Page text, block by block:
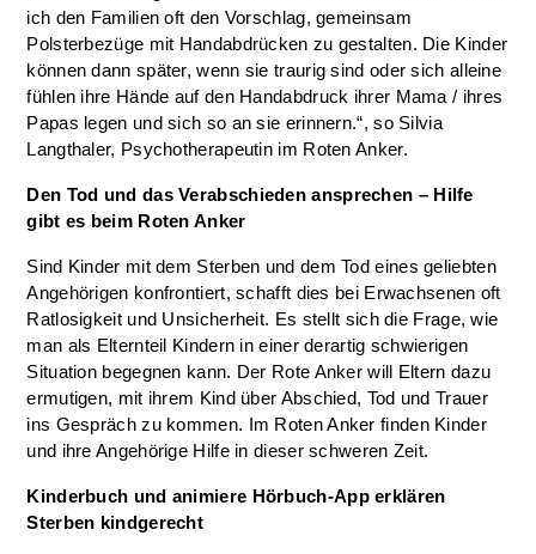
ich den Familien oft den Vorschlag, gemeinsam
Polsterbezüge mit Handabdrücken zu gestalten. Die Kinder
können dann später, wenn sie traurig sind oder sich alleine
fühlen ihre Hände auf den Handabdruck ihrer Mama / ihres
Papas legen und sich so an sie erinnern.“, so Silvia
Langthaler, Psychotherapeutin im Roten Anker.
Den Tod und das Verabschieden ansprechen – Hilfe
gibt es beim Roten Anker
Sind Kinder mit dem Sterben und dem Tod eines geliebten
Angehörigen konfrontiert, schafft dies bei Erwachsenen oft
Ratlosigkeit und Unsicherheit. Es stellt sich die Frage, wie
man als Elternteil Kindern in einer derartig schwierigen
Situation begegnen kann. Der Rote Anker will Eltern dazu
ermutigen, mit ihrem Kind über Abschied, Tod und Trauer
ins Gespräch zu kommen. Im Roten Anker finden Kinder
und ihre Angehörige Hilfe in dieser schweren Zeit.
Kinderbuch und animiere Hörbuch-App erklären
Sterben kindgerecht